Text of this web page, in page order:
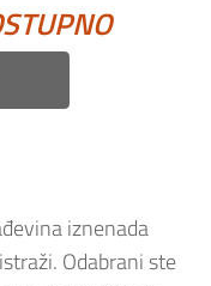
iznenada
Odabrani ste